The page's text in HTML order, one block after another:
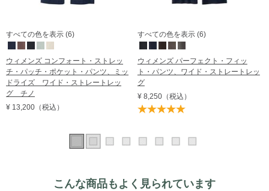
すべての色を表示 (6)
ウィメンズ コンフォート・ストレッ
チ・パッチ・ポケット・パンツ、ミッ
ドライズ ワイド・ストレートレッ
グ チノ
¥ 13,200 （税込）
すべての色を表示 (6)
ウィメンズ パーフェクト・フィッ
ト・パンツ、ワイド・ストレートレッ
グ
¥ 8,250（税込）
こんな商品もよく見られています